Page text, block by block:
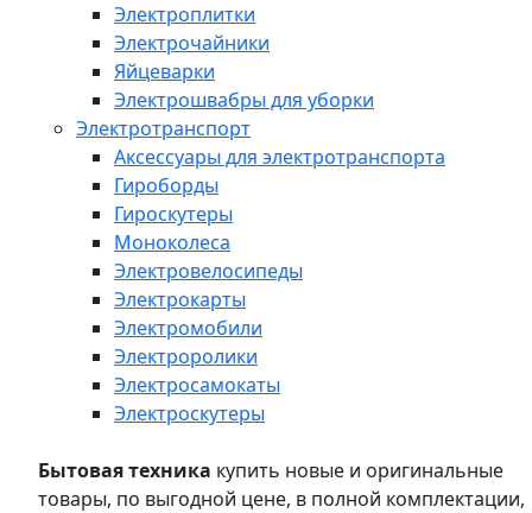
Электроплитки
Электрочайники
Яйцеварки
Электрошвабры для уборки
Электротранспорт
Аксессуары для электротранспорта
Гироборды
Гироскутеры
Моноколеса
Электровелосипеды
Электрокарты
Электромобили
Электроролики
Электросамокаты
Электроскутеры
Бытовая техника купить новые и оригинальные
товары, по выгодной цене, в полной комплектации,